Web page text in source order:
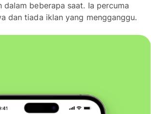
dalam beberapa saat. Ia percuma
dan tiada iklan yang mengganggu.